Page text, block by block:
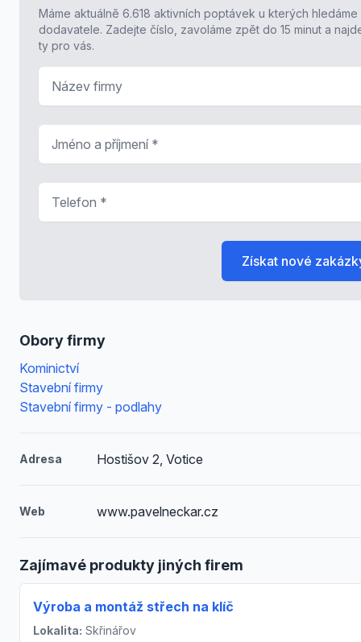
Obory firmy
Kominictví
Stavební firmy
Stavební firmy - podlahy
Adresa Hostišov 2, Votice
Web www.pavelneckar.cz
Zajímavé produkty jiných firem
Výroba a montáž střech na klíč
Lokalita: Skřinářov
Máme aktuálně 6.618 aktivních poptávek u kterých hledáme
dodavatele. Zadejte číslo, zavoláme zpět do 15 minut a
ty pro vás.
Získat nové